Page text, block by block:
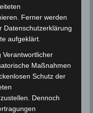
Ferner werden
Datenschutzerklärung
aufgeklärt.
Verantwortlicher
Maßnahmen
Schutz der
Dennoch